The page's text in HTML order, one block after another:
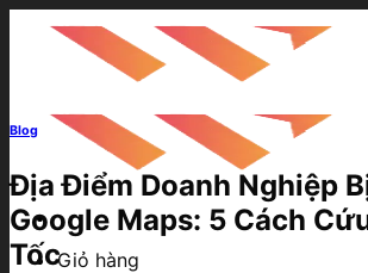
Giỏ hàng
Blog
Địa Điểm Doanh Nghiệp
Google Maps: 5 Cách
Tốc